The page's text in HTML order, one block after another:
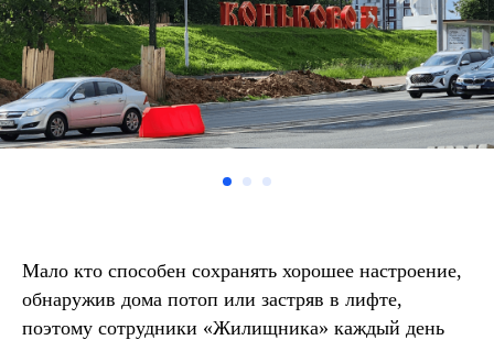
Мало кто способен сохранять хорошее настроение,
обнаружив дома потоп или застряв в лифте,
поэтому сотрудники «Жилищника» каждый день